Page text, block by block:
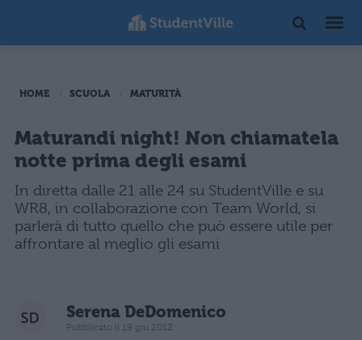
HOME SCUOLA MATURITÀ
Maturandi night! Non chiamatela
notte prima degli esami
In diretta dalle 21 alle 24 su StudentVille e su
WR8, in collaborazione con Team World, si
parlerà di tutto quello che può essere utile per
affrontare al meglio gli esami
Serena DeDomenico
Pubblicato il 19 giu 2012